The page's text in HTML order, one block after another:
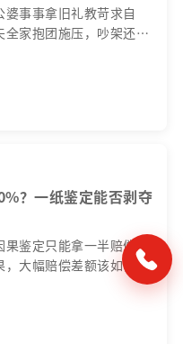
事事拿旧礼教苛求自
家抱团施压，吵架还要
育儿，一旦离婚，怎样
？
？一纸鉴定能否剥夺
鉴定只能拿一半赔偿
大幅赔偿差额该如何填
司减免赔付的法定依据？